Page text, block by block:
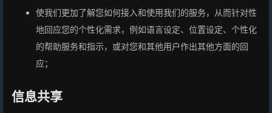
使我们更加了解您如何接入和使用我们的服务，从而针对性
地回应您的个性化需求，例如语言设定、位置设定、个性化
的帮助服务和指示，或对您和其他用户作出其他方面的回
应；
信息共享